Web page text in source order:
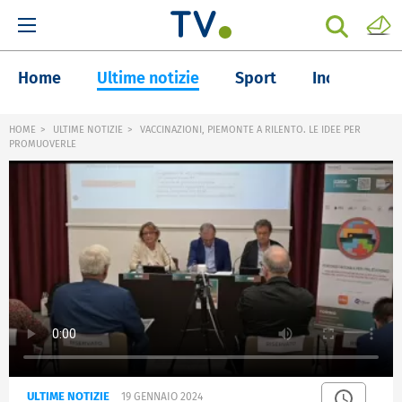
Home Ultime notizie Sport Inchieste
HOME ULTIME NOTIZIE
VACCINAZIONI, PIEMONTE A RILENTO. LE IDEE PER
PROMUOVERLE
ULTIME NOTIZIE 19 GENNAIO 2024